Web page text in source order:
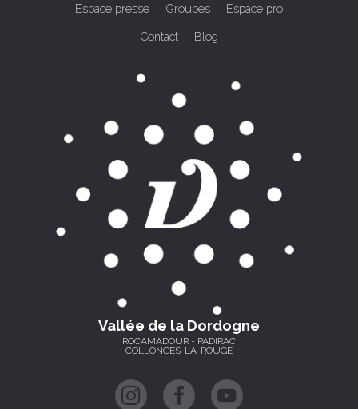
Espace presse Groupes Espace pro
Contact Blog
Vallée de la Dordogne
ROCAMADOUR - PADIRAC
COLLONGES-LA-ROUGE